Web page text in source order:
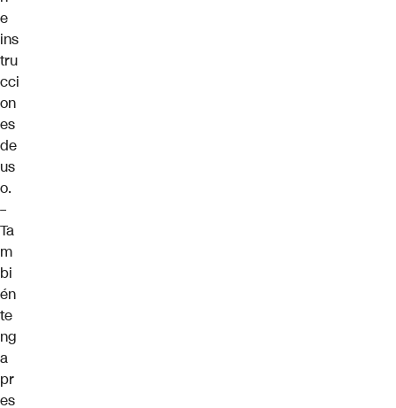
e
ins
tru
cci
on
es
de
us
o.
–
Ta
m
bi
én
te
ng
a
pr
es